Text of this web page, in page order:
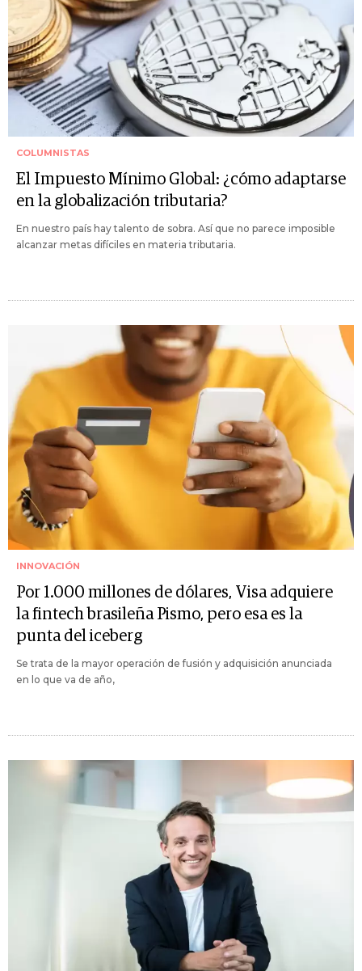
COLUMNISTAS
El Impuesto Mínimo Global: ¿cómo adaptarse
en la globalización tributaria?
En nuestro país hay talento de sobra. Así que no parece imposible
alcanzar metas difíciles en materia tributaria.
INNOVACIÓN
Por 1.000 millones de dólares, Visa adquiere
la fintech brasileña Pismo, pero esa es la
punta del iceberg
Se trata de la mayor operación de fusión y adquisición anunciada
en lo que va de año,